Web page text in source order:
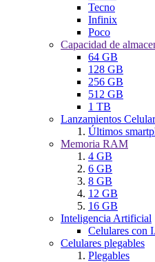
Tecno
Infinix
Poco
Capacidad de
64 GB
128 GB
256 GB
512 GB
1 TB
Lanzamientos
Últimos
Memoria RAM
4 GB
6 GB
8 GB
12 GB
16 GB
Inteligencia Artificial
Celulares con
Celulares plegables
Plegables